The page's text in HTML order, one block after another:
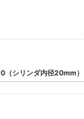
シリンダ内径20mm）